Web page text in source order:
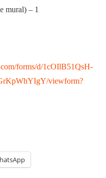
mural) – 1
forms/d/1cOIlB51QsH-
viewform?